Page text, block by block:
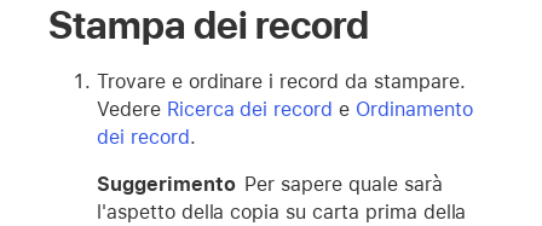
Stampa dei record
Trovare e ordinare i record da stampare.
Vedere Ricerca dei record e Ordinamento
dei record.
Suggerimento Per sapere quale sarà
l'aspetto della copia su carta prima della